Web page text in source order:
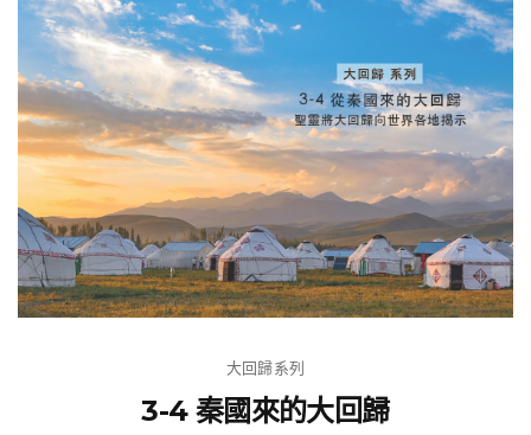
大回歸系列
3-4 秦國來的大回歸